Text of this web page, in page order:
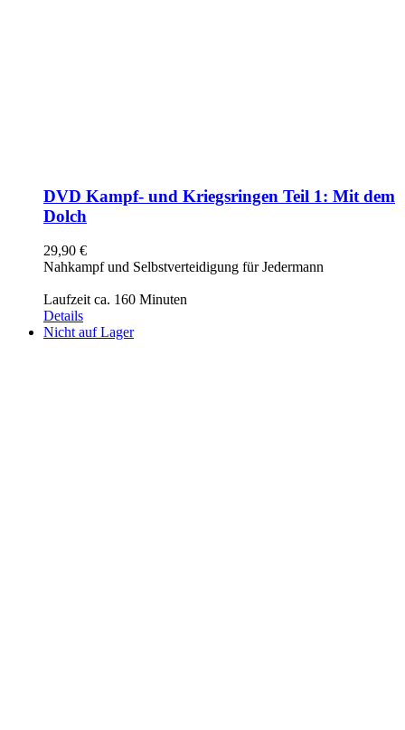
DVD Kampf- und Kriegsringen Teil 1: Mit dem
Dolch
29,90 €
Nahkampf und Selbstverteidigung für Jedermann
Laufzeit ca. 160 Minuten
Details
Nicht auf Lager